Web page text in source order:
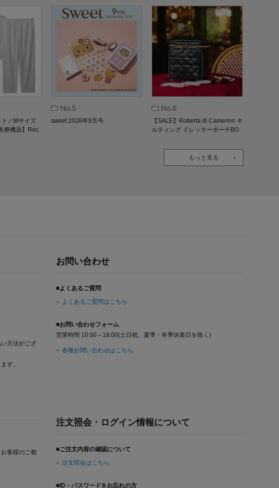
ト／Mサイズ
療機器】Rec
No.5
sweet 2026年9月号
No.6
【SALE】Roberta di Camerino キ
ルティング ドレッサーポーチBO
もっと見る
方法がござ
す。
客様のご都
お問い合わせ
■よくあるご質問
よくあるご質問はこちら
■お問い合わせフォーム
営業時間 10:00～18:00(土日祝、夏季・冬季休業日を除く)
各種お問い合わせはこちら
注文照会・ログイン情報について
■ご注文内容の確認について
注文照会はこちら
■ID・パスワードをお忘れの方